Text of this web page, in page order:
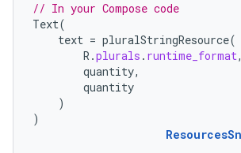
// In your Compose code
Text(
text = pluralStringResource(
R .plurals . runtime_format,
quantity,
quantity
)
)